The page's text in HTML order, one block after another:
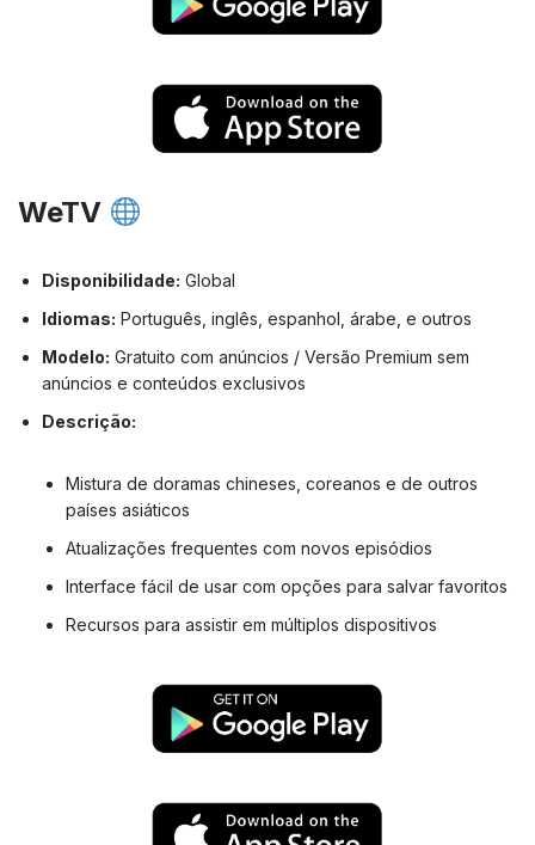
WeTV
Disponibilidade: Global
Idiomas: Português, inglês, espanhol, árabe, e outros
Modelo: Gratuito com anúncios / Versão Premium sem
anúncios e conteúdos exclusivos
Descrição:
Mistura de doramas chineses, coreanos e de outros
países asiáticos
Atualizações frequentes com novos episódios
Interface fácil de usar com opções para salvar favoritos
Recursos para assistir em múltiplos dispositivos